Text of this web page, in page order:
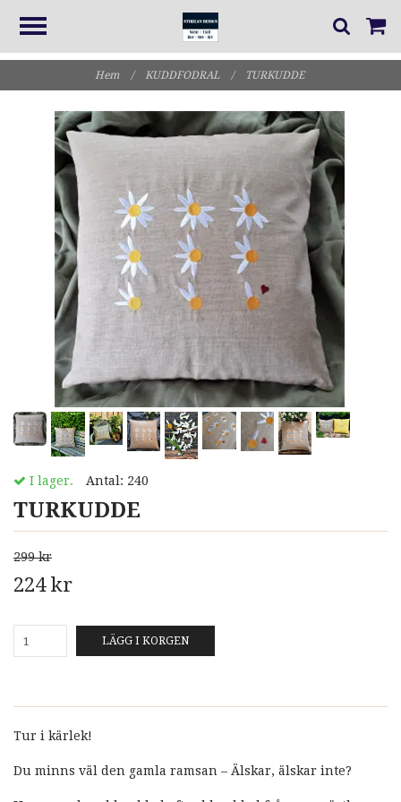
Hem / KUDDFODRAL / TURKUDDE
I lager. Antal: 240
TURKUDDE
299 kr
224 kr
LÄGG I KORGEN
Tur i kärlek!
Du minns väl den gamla ramsan – Älskar, älskar inte?